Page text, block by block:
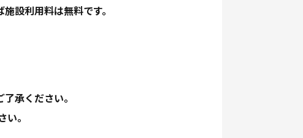
設利用料は無料です。
承ください。
。